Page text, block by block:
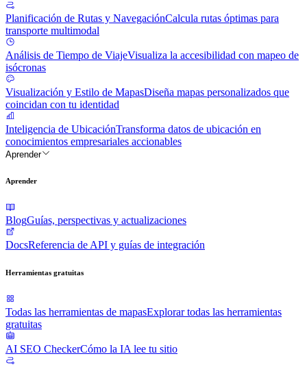
Planificación de Rutas y NavegaciónCalcula rutas óptimas para
transporte multimodal
Análisis de Tiempo de ViajeVisualiza la accesibilidad con mapeo de
isócronas
Visualización y Estilo de MapasDiseña mapas personalizados que
coincidan con tu identidad
Inteligencia de UbicaciónTransforma datos de ubicación en
conocimientos empresariales accionables
Aprender
Aprender
BlogGuías, perspectivas y actualizaciones
DocsReferencia de API y guías de integración
Herramientas gratuitas
Todas las herramientas de mapasExplorar todas las herramientas
gratuitas
AI SEO CheckerCómo la IA lee tu sitio